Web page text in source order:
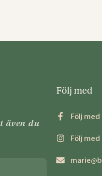
även du
Följ med
Följ
Följ